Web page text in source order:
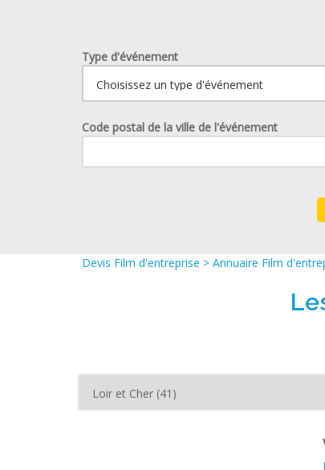
Type d'événement
Code postal de la ville de l'événement
Devis Film d'entreprise > Annuaire Film